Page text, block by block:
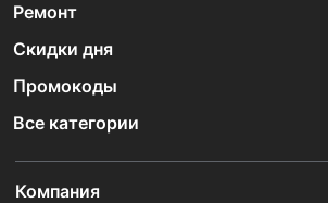
Ремонт
Скидки дня
Промокоды
Все категории
Компания